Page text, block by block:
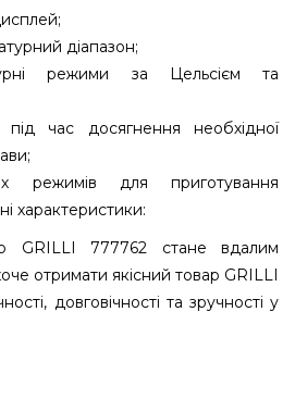
діапазон;
режими за Цельсієм та
під час досягнення необхідної
режимів для приготування
характеристики:
GRILLI 777762 стане вдалим
отримати якісний товар GRILLI
довговічності та зручності у